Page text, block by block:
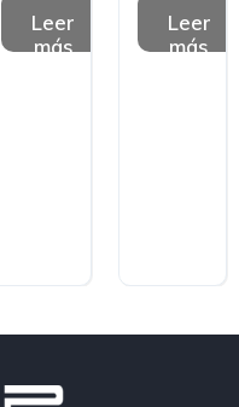
Leer
más
Leer
más